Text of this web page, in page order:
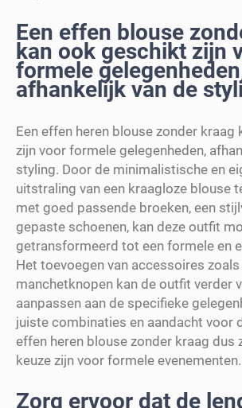
Een effen blouse
kan ook geschikt zijn
formele
afhankelijk van de
Een effen heren blouse zonder kraag
zijn voor formele gelegenheden,
styling. Door de minimalistische en
uitstraling van een kraagloze blouse
met goed passende broeken, een
gepaste schoenen, kan deze outfit
getransformeerd tot een formele en
Het toevoegen van accessoires
manchetknopen kan de outfit verder
aanpassen aan de specifieke
juiste combinaties en aandacht voor
effen heren blouse zonder kraag dus
keuze zijn voor formele evenementen.
Zorg ervoor dat de